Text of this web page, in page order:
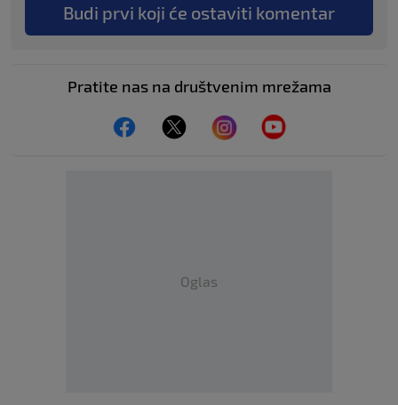
Budi prvi koji će ostaviti komentar
Pratite nas na društvenim mrežama
Oglas